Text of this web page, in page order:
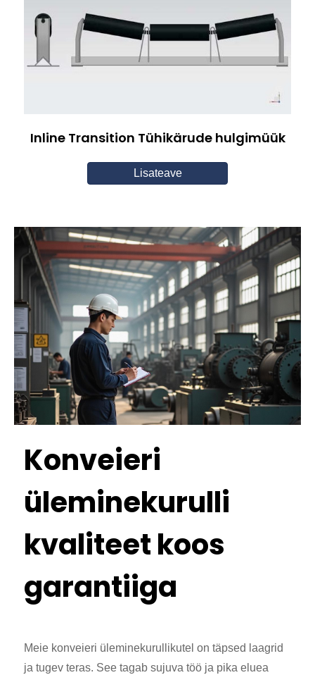
Inline Transition Tühikärude hulgimüük
Lisateave
Konveieri
üleminekurulli
kvaliteet koos
garantiiga
Meie konveieri üleminekurullikutel on täpsed laagrid
ja tugev teras. See tagab sujuva töö ja pika eluea